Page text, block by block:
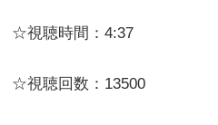
☆視聴時間：4:37
☆視聴回数：13500